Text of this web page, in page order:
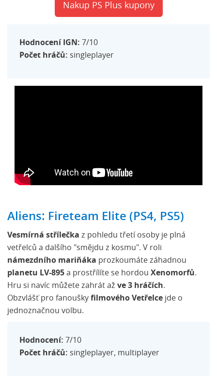
Nakup PS Plus kupony
Hodnocení IGN: 7/10
Počet hráčů: singleplayer
Aliens: Fireteam Elite (PS4, PS5)
Vesmírná střílečka z pohledu třetí osoby je plná
vetřelců a dalšího "smějdu z kosmu". V roli
námezdního mariňáka prozkoumáte záhadnou
planetu LV-895 a prostřílíte se hordou Xenomorfů.
Hru si navíc můžete zahrát až ve 3 hráčích.
Obzvlášť pro fanoušky filmového Vetřelce jde o
jednoznačnou volbu.
Hodnocení: 7/10
Počet hráčů: singleplayer, multiplayer